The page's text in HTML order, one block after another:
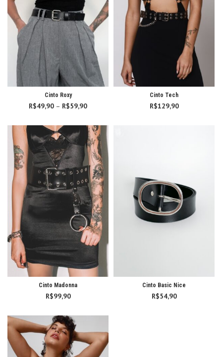
Cinto Roxy
R$49,90 – R$59,90
preço:
R$49,90
através
R$59,90
Cinto Tech
R$129,90
Cinto Madonna
R$99,90
Cinto Basic Nice
R$54,90